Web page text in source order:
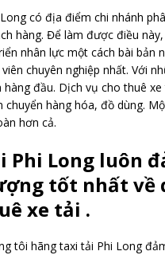
có địa điểm chi nhánh
hàng. Để làm được điều
nhân lực một cách bài bản
chuyên nghiệp nhất. Với
hàng đầu. Dịch vụ cho thuê
chuyển hàng hóa, đồ dùng.
hơn cả.
Phi Long luôn
tốt nhất về
xe tải .
tôi hãng taxi tải Phi Long